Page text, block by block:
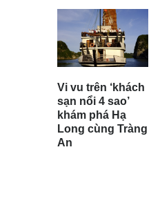
Vi vu trên ‘khách
sạn nổi 4 sao’
khám phá Hạ
Long cùng Tràng
An